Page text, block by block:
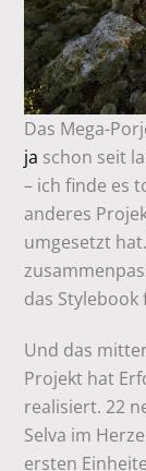
Das Mega-
ja schon seit
– ich finde es
anderes
umgesetzt
das
Und das
Projekt hat
realisiert. 22
Selva im
ersten